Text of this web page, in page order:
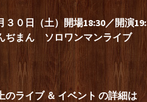
３０日（土）開場18:30／開演
ぢまん ソロワンマンライブ
のライブ ＆ イベント の詳細は